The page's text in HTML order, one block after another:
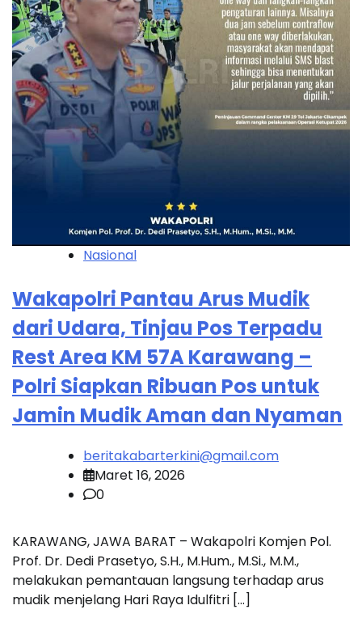
Nasional
Wakapolri Pantau Arus Mudik
dari Udara, Tinjau Pos Terpadu
Rest Area KM 57A Karawang –
Polri Siapkan Ribuan Pos untuk
Jamin Mudik Aman dan Nyaman
beritakabarterkini@gmail.com
Maret 16, 2026
0
KARAWANG, JAWA BARAT – Wakapolri Komjen Pol.
Prof. Dr. Dedi Prasetyo, S.H., M.Hum., M.Si., M.M.,
melakukan pemantauan langsung terhadap arus
mudik menjelang Hari Raya Idulfitri […]